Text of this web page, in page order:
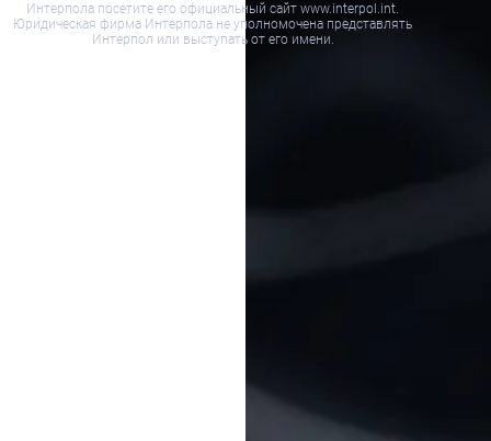
Интерпола посетите его официальный сайт www.interpol.int.
Юридическая фирма Интерпола не уполномочена представлять
Интерпол или выступать от его имени.